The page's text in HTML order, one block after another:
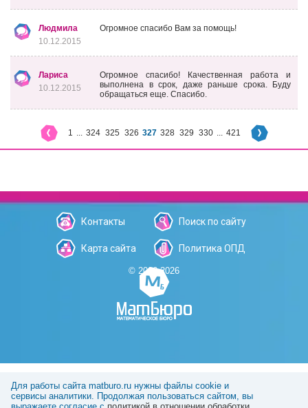
Людмила
10.12.2015
Огромное спасибо Вам за помощь!
Лариса
10.12.2015
Огромное спасибо! Качественная работа и
выполнена в срок, даже раньше срока. Буду
обращаться еще. Спасибо.
1 ... 324 325 326 327 328 329 330 ... 421
Контакты Поиск по сайту
Карта сайта Политика ОПД
© 2006-2026
Для работы сайта matburo.ru нужны файлы cookie и
сервисы аналитики. Продолжая пользоваться сайтом, вы